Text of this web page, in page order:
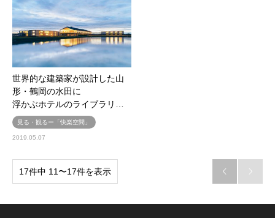
世界的な建築家が設計した山
形・鶴岡の水田に
浮かぶホテルのライブラリ…
見る・観るー「快楽空間」
2019.05.07
17件中 11〜17件を表示  